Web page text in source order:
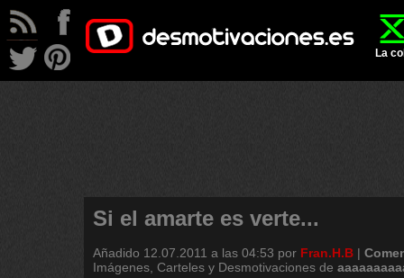
La
Si el amarte es verte...
Añadido 12.07.2011 a las 04:53 por Fran.H.B |
Imágenes, Carteles y Desmotivaciones de